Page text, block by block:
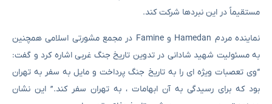
مستقیماً در این نبردها شرکت کند.
نماینده مردم Hamedan و Famine در مجمع مشورتی اسلامی همچنین
به مسئولیت شهید شادانی در تدوین تاریخ جنگ غربی اشاره کرد و گفت:
“وی تعصبات ویژه ای را به تاریخ جنگ پرداخت و مایل به سفر به تهران
بود که برای رسیدگی به آن ابهامات ، به تهران سفر کند.” این نشان